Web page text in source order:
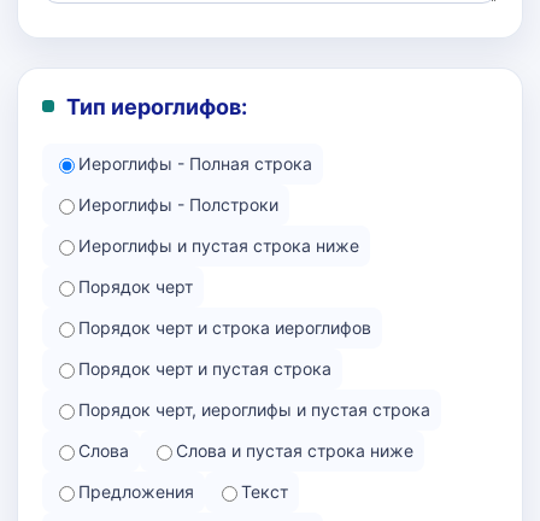
Тип иероглифов:
Иероглифы - Полная строка
Иероглифы - Полстроки
Иероглифы и пустая строка ниже
Порядок черт
Порядок черт и строка иероглифов
Порядок черт и пустая строка
Порядок черт, иероглифы и пустая строка
Слова
Слова и пустая строка ниже
Предложения
Текст